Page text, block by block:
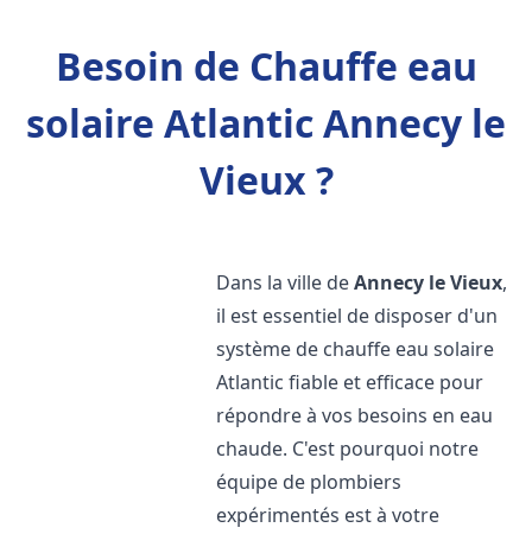
Besoin de Chauffe eau
solaire Atlantic Annecy le
Vieux ?
Dans la ville deAnnecy le Vieux,
il est essentiel de disposer d'un
système de chauffe eau solaire
Atlantic fiable et efficace pour
répondre à vos besoins en eau
chaude. C'est pourquoi notre
équipe de plombiers
expérimentés est à votre